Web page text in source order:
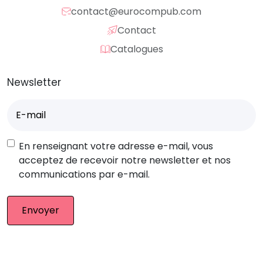
contact@eurocompub.com
Contact
Catalogues
Newsletter
mail(Nécessaire)
RGPD
En renseignant votre adresse e-mail, vous
acceptez de recevoir notre newsletter et nos
communications par e-mail.